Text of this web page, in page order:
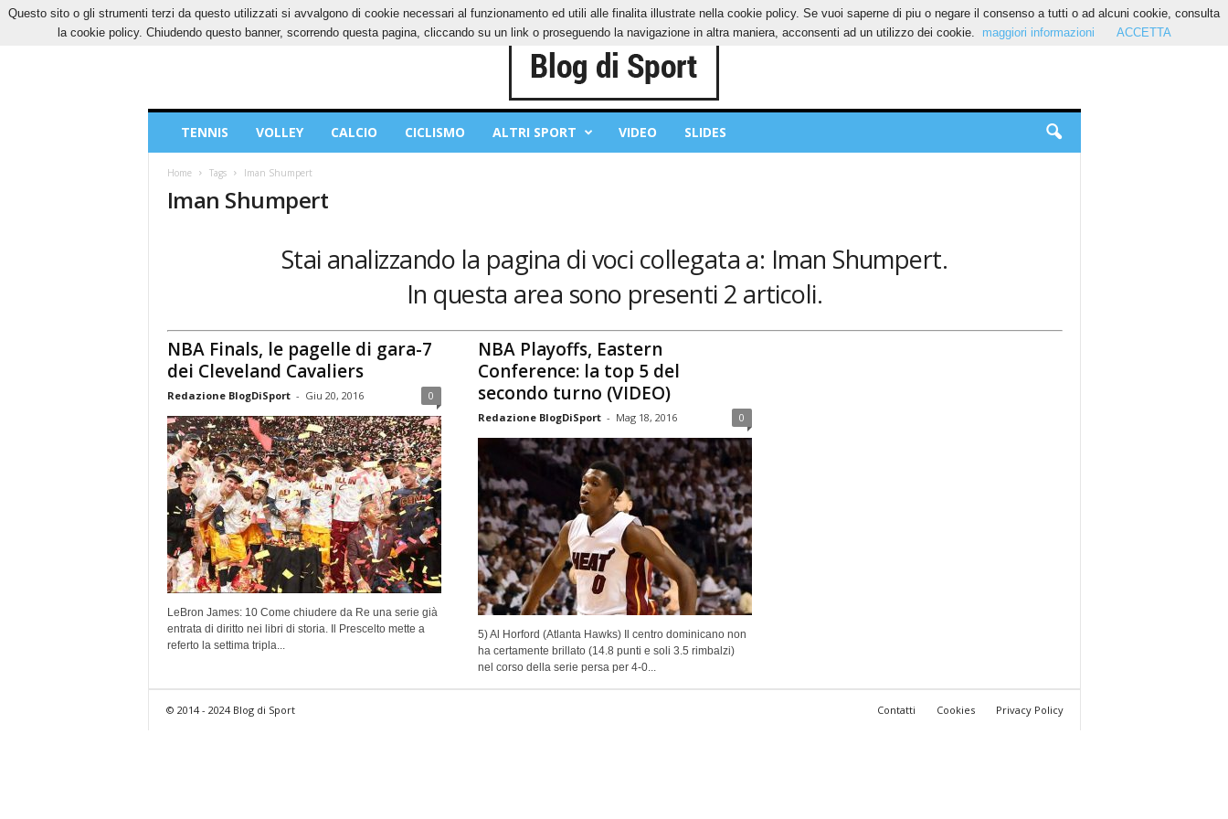
SABATO, 8 AGOSTO 2026 CONTATTI COOKIES PRIVACY POLICY
Sport
TENNIS VOLLEY CALCIO CICLISMO ALTRI SPORT VIDEO SLIDES
Home Tags Iman Shumpert
Iman Shumpert
Stai analizzando la pagina di voci collegata a: Iman Shumpert.
In questa area sono presenti 2 articoli.
NBA Finals, le pagelle di gara-7
dei Cleveland Cavaliers
Redazione BlogDiSport - Giu 20, 2016 0
LeBron James: 10 Come chiudere da Re una serie già
entrata di diritto nei libri di storia. Il Prescelto mette a
referto la settima tripla...
NBA Playoffs, Eastern
Conference: la top 5 del
secondo turno (VIDEO)
Redazione BlogDiSport - Mag 18, 2016 0
5) Al Horford (Atlanta Hawks) Il centro dominicano non
ha certamente brillato (14.8 punti e soli 3.5 rimbalzi)
nel corso della serie persa per 4-0...
Contatti Cookies Privacy Policy
© 2014 - 2024 Blog di Sport
Questo sito o gli strumenti terzi da questo utilizzati si avvalgono di cookie necessari al funzionamento ed utili alle finalita illustrate nella cookie policy. Se vuoi saperne di piu o negare il consenso a tutti o ad alcuni cookie, consulta
la cookie policy. Chiudendo questo banner, scorrendo questa pagina, cliccando su un link o proseguendo la navigazione in altra maniera, acconsenti ad un utilizzo dei cookie.
maggiori informazioni ACCETTA